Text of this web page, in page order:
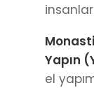
Yapın
el